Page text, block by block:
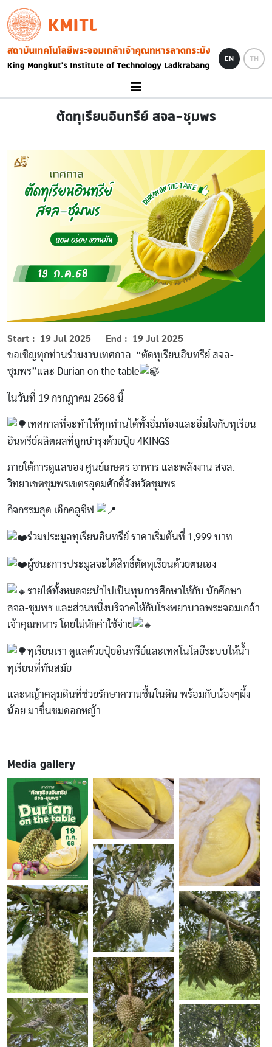
Skip to main content
KMITL
Image
EN TH
ตัดทุเรียนอินทรีย์ สจล-ชุมพร
Start 19 Jul 2025 End 19 Jul 2025
ขอเชิญทุกท่านร่วมงานเทศกาล “ตัดทุเรียนอินทรีย์ สจล-
ชุมพร”และ Durian on the table
ในวันที่ 19 กรกฎาคม 2568 นี้
เทศกาลที่จะทำให้ทุกท่านได้ทั้งอิ่มท้องและอิ่มใจกับทุเรียน
อินทรีย์ผลิตผลที่ถูกบำรุงด้วยปุ๋ย 4KINGS
ภายใต้การดูแลของ ศูนย์เกษตร อาหาร และพลังงาน สจล.
วิทยาเขตชุมพรเขตรอุดมศักดิ์จังหวัดชุมพร
กิจกรรมสุด เอ๊กคลูซีฟ
ร่วมประมูลทุเรียนอินทรีย์ ราคาเริ่มต้นที่ 1,999 บาท
ผู้ชนะการประมูลจะได้สิทธิ์ตัดทุเรียนด้วยตนเอง
รายได้ทั้งหมดจะนำไปเป็นทุนการศึกษาให้กับ นักศึกษา
สจล-ชุมพร และส่วนหนึ่งบริจาคให้กับโรงพยาบาลพระจอมเกล้า
เจ้าคุณทหาร โดยไม่หักค่าใช้จ่าย
ทุเรียนเรา ดูแลด้วยปุ๋ยอินทรีย์และเทคโนโลยีระบบให้น้ำ
ทุเรียนที่ทันสมัย
และหญ้าคลุมดินที่ช่วยรักษาความชื้นในดิน พร้อมกับน้องๆผึ้ง
น้อย มาชื่นชมดอกหญ้า
Media gallery